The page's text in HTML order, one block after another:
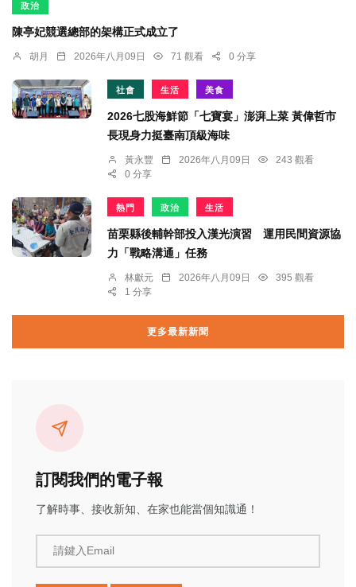
政治
陳亭妃競選總部的架構正式成立了
胡月 2026年八月09日 71 觀看 0 分享
社會 生活 美食
2026七股海鮮節「七寶宴」澎湃上菜 黃偉哲市
長現身力挺臺南頂級海味
黃永豐 2026年八月09日
243 觀看
0 分享
熱門 政治 生活
苗栗縣後輔幹部投入漢光演習 運用民間資源協
力「戰略溝通」任務
林獻元 2026年八月09日
395 觀看
1 分享
更多最新新聞
訂閱我們的電子報
了解時事、接收新知、在家也能當個知識通！
請鍵入Email